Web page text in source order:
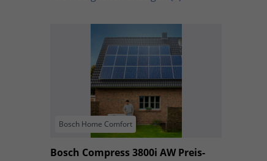
Bosch Home Comfort
Bosch Compress 3800i AW Preis-